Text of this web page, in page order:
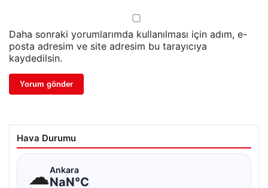
Daha sonraki yorumlarımda kullanılması için adım, e-
posta adresim ve site adresim bu tarayıcıya
kaydedilsin.
Hava Durumu
☁Ankara
NaN°C